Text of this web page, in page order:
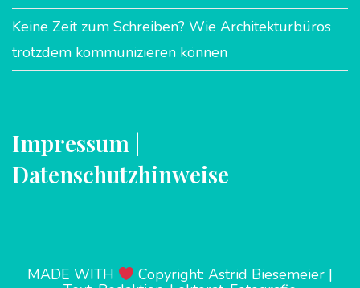
Keine Zeit zum Schreiben? Wie Architekturbüros
trotzdem kommunizieren können
Impressum |
Datenschutzhinweise
MADE WITH Copyright: Astrid Biesemeier |